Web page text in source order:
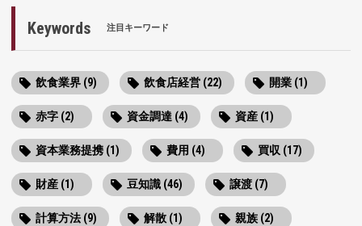
Keywords 注目キーワード
飲食業界 (9) 飲食店経営 (22) 開業 (1)
赤字 (2) 資金調達 (4) 資産 (1)
資本業務提携 (1) 費用 (4) 買収 (17)
財産 (1) 豆知識 (46) 譲渡 (7)
計算方法 (9) 解散 (1) 親族 (2)